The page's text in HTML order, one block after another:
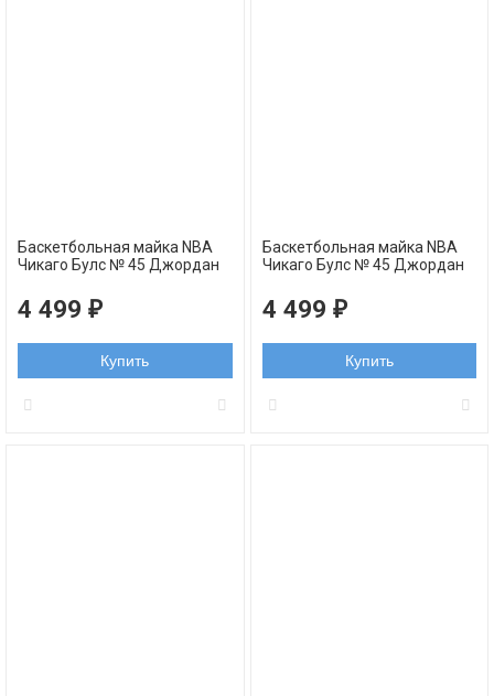
Баскетбольная майка NBA
Чикаго Булс № 45 Джордан
RETRO
4 499 ₽
Купить
Баскетбольная майка NBA
Чикаго Булс № 45 Джордан
RETRO
4 499 ₽
Купить